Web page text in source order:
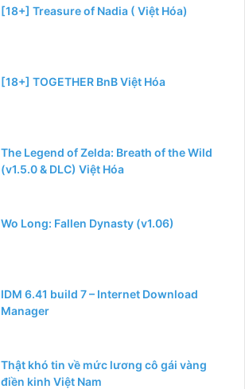
[18+] Treasure of Nadia ( Việt Hóa)
[18+] TOGETHER BnB Việt Hóa
The Legend of Zelda: Breath of the Wild
(v1.5.0 & DLC) Việt Hóa
Wo Long: Fallen Dynasty (v1.06)
IDM 6.41 build 7 – Internet Download
Manager
Thật khó tin về mức lương cô gái vàng
điền kinh Việt Nam